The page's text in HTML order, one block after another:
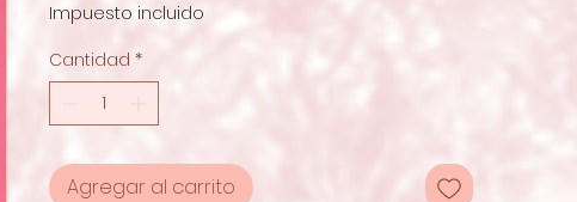
Impuesto incluido
Cantidad *
Agregar al carrito